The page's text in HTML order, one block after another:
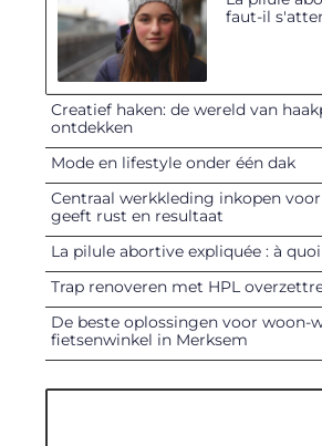
faut-il
Creatief haken: de wereld van
ontdekken
Mode en lifestyle onder één dak
Centraal werkkleding inkopen
geeft rust en resultaat
La pilule abortive expliquée : à
Trap renoveren met HPL
De beste oplossingen voor woon-
fietsenwinkel in Merksem